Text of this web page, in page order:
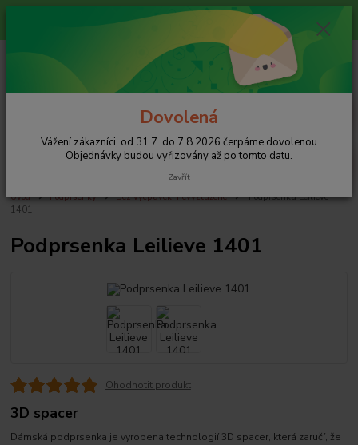
Vážení zákazníci, od 31.7. do 7.8.2026 čerpáme dovolenou
Objednávky budou vyřizovány až po tomto datu.
+420 608 754 282
pište email, pokud nezvedám tel.
Úvod Podprsenky Bez vycpávek, nevyztužené
Podprsenka Leilieve
1401
Podprsenka Leilieve 1401
Ohodnotit produkt
3D spacer
Dámská podprsenka je vyrobena technologií 3D spacer, která zaručí, že
Dovolená
Vážení zákazníci, od 31.7. do 7.8.2026 čerpáme dovolenou
Objednávky budou vyřizovány až po tomto datu.
Zavřít